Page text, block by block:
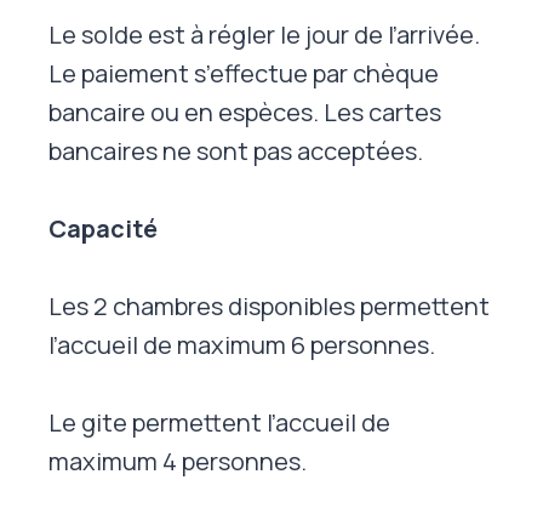
Le solde est à régler le jour de l’arrivée.
Le paiement s’effectue par chèque
bancaire ou en espèces. Les cartes
bancaires ne sont pas acceptées.
Capacité
Les 2 chambres disponibles permettent
l’accueil de maximum 6 personnes.
Le gite permettent l’accueil de
maximum 4 personnes.